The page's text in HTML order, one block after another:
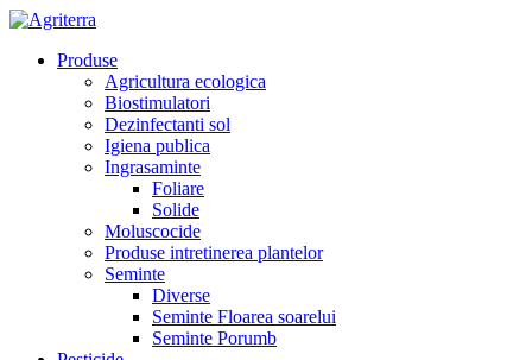
Produse
Agricultura ecologica
Biostimulatori
Dezinfectanti sol
Igiena publica
Ingrasaminte
Foliare
Solide
Moluscocide
Produse intretinerea plantelor
Seminte
Diverse
Seminte Floarea soarelui
Seminte Porumb